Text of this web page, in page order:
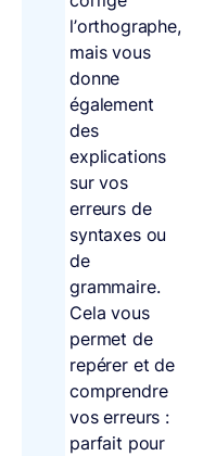
l’orthographe,
mais vous
donne
également
des
explications
sur vos
erreurs de
syntaxes ou
de
grammaire.
Cela vous
permet de
repérer et de
comprendre
vos erreurs :
parfait pour